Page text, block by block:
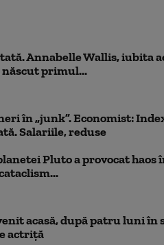
Annabelle Wallis, iubita
primul...
în „junk”. Economist:
Salariile, reduse
Pluto a provocat
acasă, după patru luni în
actriță